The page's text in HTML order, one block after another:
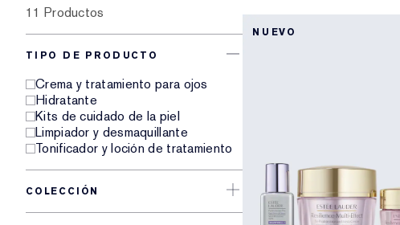
11 Productos
TIPO DE PRODUCTO
Crema y tratamiento para ojos
Hidratante
Kits de cuidado de la piel
Limpiador y desmaquillante
Tonificador y loción de tratamiento
COLECCIÓN
NUEVO